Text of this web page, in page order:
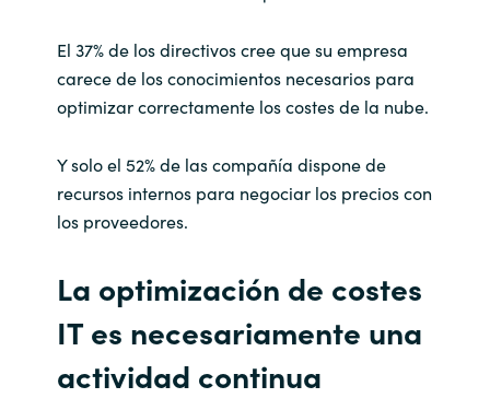
Portugal
Romania
Slovenia
El 37% de los directivos cree que su empresa
carece de los conocimientos necesarios para
optimizar correctamente los costes de la nube.
Y solo el 52% de las compañía dispone de
recursos internos para negociar los precios con
los proveedores.
La optimización de costes
IT es necesariamente una
actividad continua